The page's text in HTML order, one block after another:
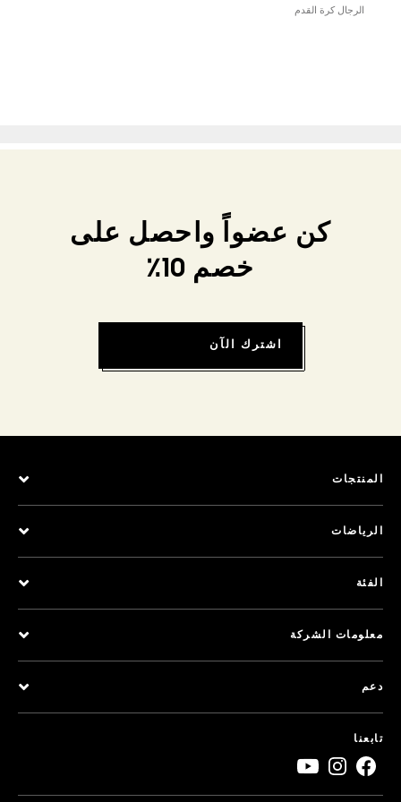
الرجال كرة القدم
كن عضواً واحصل على
خصم 10٪
اشترك الآن
المنتجات
الرياضات
الفئة
معلومات الشركة
دعم
تابعنا